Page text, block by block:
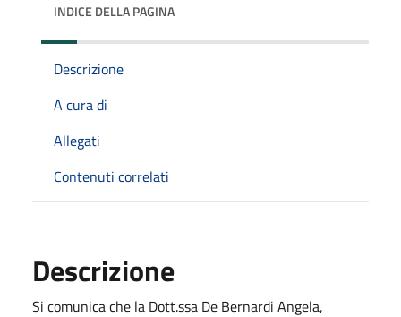
INDICE DELLA PAGINA
Descrizione
A cura di
Allegati
Contenuti correlati
Descrizione
Si comunica che la Dott.ssa De Bernardi Angela,